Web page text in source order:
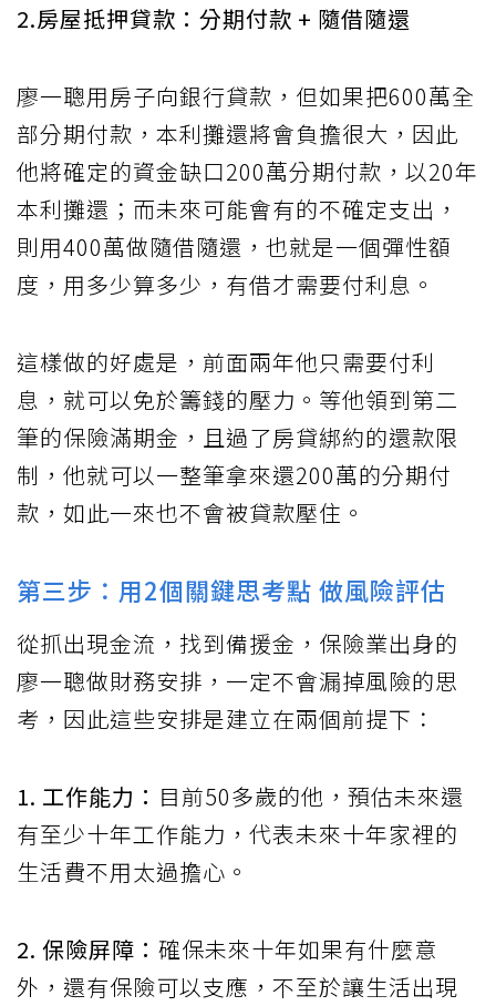
2.房屋抵押貸款：分期付款 + 隨借隨還
廖一聰用房子向銀行貸款，但如果把600萬全
部分期付款，本利攤還將會負擔很大，因此
他將確定的資金缺口200萬分期付款，以20年
本利攤還；而未來可能會有的不確定支出，
則用400萬做隨借隨還，也就是一個彈性額
度，用多少算多少，有借才需要付利息。
這樣做的好處是，前面兩年他只需要付利
息，就可以免於籌錢的壓力。等他領到第二
筆的保險滿期金，且過了房貸綁約的還款限
制，他就可以一整筆拿來還200萬的分期付
款，如此一來也不會被貸款壓住。
第三步：用2個關鍵思考點 做風險評估
從抓出現金流，找到備援金，保險業出身的
廖一聰做財務安排，一定不會漏掉風險的思
考，因此這些安排是建立在兩個前提下：
1. 工作能力： 目前50多歲的他，預估未來還
有至少十年工作能力，代表未來十年家裡的
生活費不用太過擔心。
2. 保險屏障： 確保未來十年如果有什麼意
外，還有保險可以支應，不至於讓生活出現